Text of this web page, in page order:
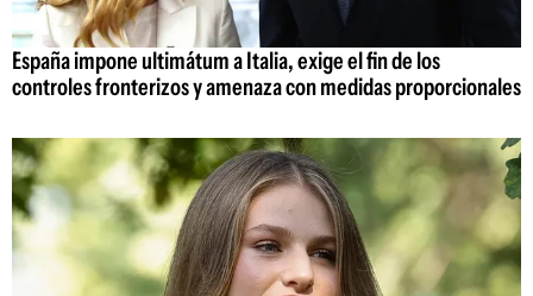
España impone ultimátum a Italia, exige el fin de los
controles fronterizos y amenaza con medidas proporcionales